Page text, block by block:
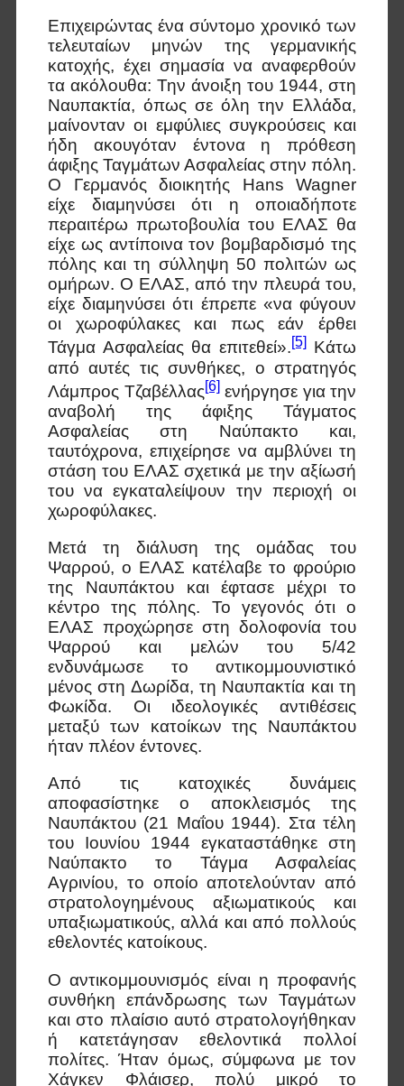
Επιχειρώντας ένα σύντομο χρονικό των
τελευταίων μηνών της γερμανικής
κατοχής, έχει σημασία να αναφερθούν
τα ακόλουθα: Την άνοιξη του 1944, στη
Ναυπακτία, όπως σε όλη την Ελλάδα,
μαίνονταν οι εμφύλιες συγκρούσεις και
ήδη ακουγόταν έντονα η πρόθεση
άφιξης Ταγμάτων Ασφαλείας στην πόλη.
Ο Γερμανός διοικητής Hans Wagner
είχε διαμηνύσει ότι η οποιαδήποτε
περαιτέρω πρωτοβουλία του ΕΛΑΣ θα
είχε ως αντίποινα τον βομβαρδισμό της
πόλης και τη σύλληψη 50 πολιτών ως
ομήρων. Ο ΕΛΑΣ, από την πλευρά του,
είχε διαμηνύσει ότι έπρεπε «να φύγουν
οι χωροφύλακες και πως εάν έρθει
Τάγμα Ασφαλείας θα επιτεθεί».[5]Κάτω
από αυτές τις συνθήκες, ο στρατηγός
Λάμπρος Τζαβέλλας[6]ενήργησε για την
αναβολή της άφιξης Τάγματος
Ασφαλείας στη Ναύπακτο και,
ταυτόχρονα, επιχείρησε να αμβλύνει τη
στάση του ΕΛΑΣ σχετικά με την αξίωσή
του να εγκαταλείψουν την περιοχή οι
χωροφύλακες.
Μετά τη διάλυση της ομάδας του
Ψαρρού, ο ΕΛΑΣ κατέλαβε το φρούριο
της Ναυπάκτου και έφτασε μέχρι το
κέντρο της πόλης. Το γεγονός ότι ο
ΕΛΑΣ προχώρησε στη δολοφονία του
Ψαρρού και μελών του 5/42
ενδυνάμωσε το αντικομμουνιστικό
μένος στη Δωρίδα, τη Ναυπακτία και τη
Φωκίδα. Οι ιδεολογικές αντιθέσεις
μεταξύ των κατοίκων της Ναυπάκτου
ήταν πλέον έντονες.
Από τις κατοχικές δυνάμεις
αποφασίστηκε ο αποκλεισμός της
Ναυπάκτου (21 Μαΐου 1944). Στα τέλη
του Ιουνίου 1944 εγκαταστάθηκε στη
Ναύπακτο το Τάγμα Ασφαλείας
Αγρινίου, το οποίο αποτελούνταν από
στρατολογημένους αξιωματικούς και
υπαξιωματικούς, αλλά και από πολλούς
εθελοντές κατοίκους.
Ο αντικομμουνισμός είναι η προφανής
συνθήκη επάνδρωσης των Ταγμάτων
και στο πλαίσιο αυτό στρατολογήθηκαν
ή κατετάγησαν εθελοντικά πολλοί
πολίτες. Ήταν όμως, σύμφωνα με τον
Χάγκεν Φλάισερ, πολύ μικρό το